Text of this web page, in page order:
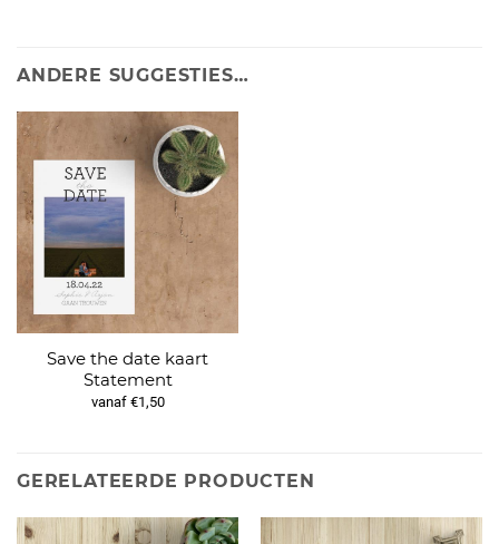
ANDERE SUGGESTIES…
Save the date kaart
Statement
vanaf €1,50
GERELATEERDE PRODUCTEN